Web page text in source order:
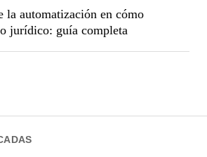
la automatización en cómo
jurídico: guía completa